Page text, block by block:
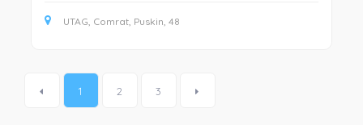
UTAG, Comrat, Puskin, 48
1 2 3